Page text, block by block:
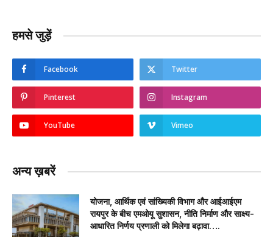
हमसे जुड़ें
Facebook Twitter
Pinterest Instagram
YouTube Vimeo
अन्य ख़बरें
योजना, आर्थिक एवं सांख्यिकी विभाग और आईआईएम
रायपुर के बीच एमओयू सुशासन, नीति निर्माण और साक्ष्य-
आधारित निर्णय प्रणाली को मिलेगा बढ़ावा….